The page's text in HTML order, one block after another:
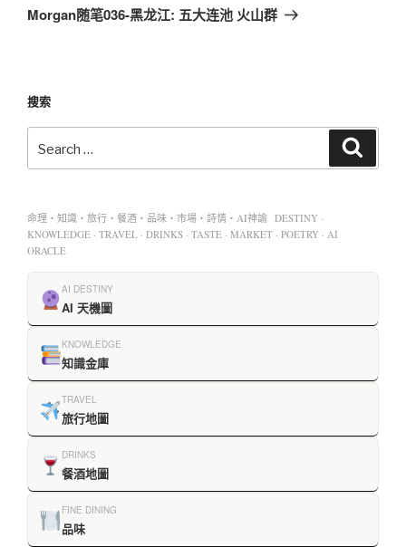
Morgan随笔036-黑龙江: 五大连池 火山群
搜索
命理・知識・旅行・餐酒・品味・市場・詩情・AI神諭 DESTINY ·
KNOWLEDGE · TRAVEL · DRINKS · TASTE · MARKET · POETRY · AI
ORACLE
AI DESTINY
AI 天機圖
KNOWLEDGE
知識金庫
TRAVEL
旅行地圖
DRINKS
餐酒地圖
FINE DINING
品味